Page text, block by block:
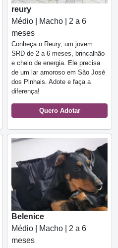
reury
Médio | Macho | 2 a 6
meses
Conheça o Reury, um jovem
SRD de 2 a 6 meses, brincalhão
e cheio de energia. Ele precisa
de um lar amoroso em São José
dos Pinhais. Adote e faça a
diferença!
Quero Adotar
Belenice
Médio | Macho | 2 a 6
meses